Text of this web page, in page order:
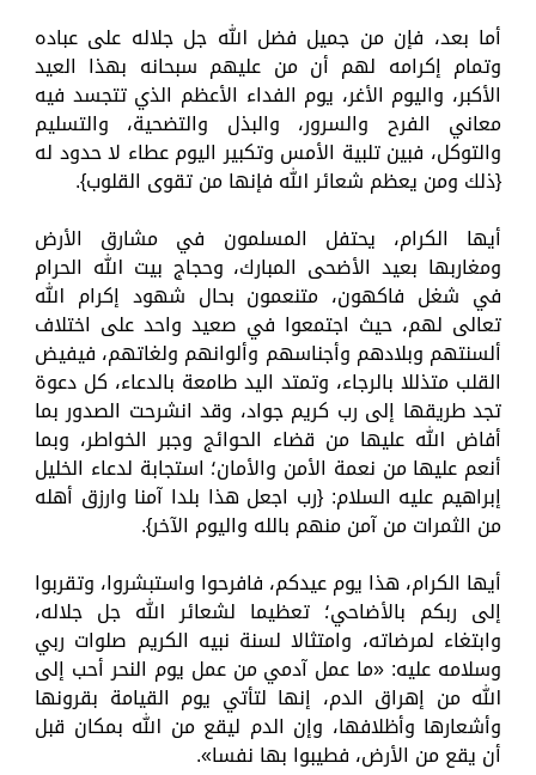
أما بعد، فإن من جميل فضل الله جل جلاله على عباده
وتمام إكرامه لهم أن من عليهم سبحانه بهذا العيد
الأكبر، واليوم الأغر، يوم الفداء الأعظم الذي تتجسد فيه
معاني الفرح والسرور، والبذل والتضحية، والتسليم
والتوكل، فبين تلبية الأمس وتكبير اليوم عطاء لا حدود له
{ذلك ومن يعظم شعائر الله فإنها من تقوى القلوب}.
أيها الكرام، يحتفل المسلمون في مشارق الأرض
ومغاربها بعيد الأضحى المبارك، وحجاج بيت الله الحرام
في شغل فاكهون، متنعمون بحال شهود إكرام الله
تعالى لهم، حيث اجتمعوا في صعيد واحد على اختلاف
ألسنتهم وبلادهم وأجناسهم وألوانهم ولغاتهم، فيفيض
القلب متذللا بالرجاء، وتمتد اليد طامعة بالدعاء، كل دعوة
تجد طريقها إلى رب كريم جواد، وقد انشرحت الصدور بما
أفاض الله عليها من قضاء الحوائج وجبر الخواطر، وبما
أنعم عليها من نعمة الأمن والأمان؛ استجابة لدعاء الخليل
إبراهيم عليه السلام: {رب اجعل هذا بلدا آمنا وارزق أهله
من الثمرات من آمن منهم بالله واليوم الآخر}.
أيها الكرام، هذا يوم عيدكم، فافرحوا واستبشروا، وتقربوا
إلى ربكم بالأضاحي؛ تعظيما لشعائر الله جل جلاله،
وابتغاء لمرضاته، وامتثالا لسنة نبيه الكريم صلوات ربي
وسلامه عليه: «ما عمل آدمي من عمل يوم النحر أحب إلى
الله من إهراق الدم، إنها لتأتي يوم القيامة بقرونها
وأشعارها وأظلافها، وإن الدم ليقع من الله بمكان قبل
أن يقع من الأرض، فطيبوا بها نفسا».